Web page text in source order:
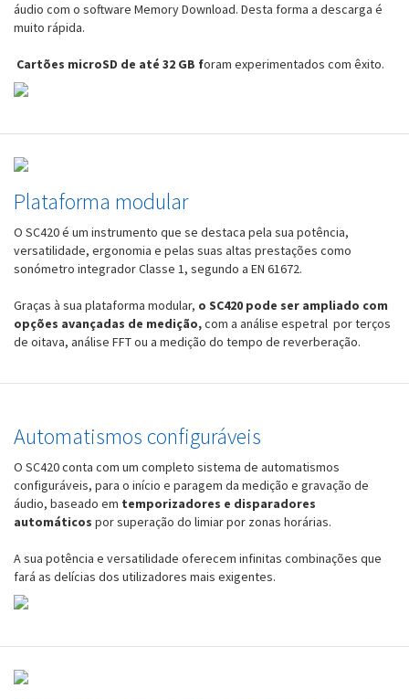
áudio com o software Memory Download. Desta forma a descarga é
muito rápida.
Cartões microSD de até 32 GB foram experimentados com êxito.
Plataforma modular
O SC420 é um instrumento que se destaca pela sua potência,
versatilidade, ergonomia e pelas suas altas prestações como
sonómetro integrador Classe 1, segundo a EN 61672.
Graças à sua plataforma modular, o SC420 pode ser ampliado com
opções avançadas de medição,com a análise espetral por terços
de oitava, análise FFT ou a medição do tempo de reverberação.
Automatismos configuráveis
O SC420conta com um completo sistema de automatismos
configuráveis, para o início e paragem da medição e gravação de
áudio, baseado em temporizadores e disparadores
automáticos por superação do limiar por zonas horárias.
A sua potência e versatilidade oferecem infinitas combinações que
fará as delícias dos utilizadores mais exigentes.